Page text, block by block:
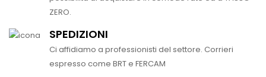
ZERO.
SPEDIZIONI
Ci affidiamo a professionisti del settore. Corrieri
espresso come BRT e FERCAM